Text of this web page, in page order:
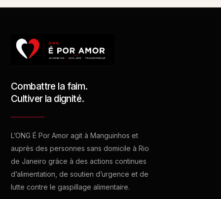
Combattre la faim.
Cultiver la dignité.
L’ONG É Por Amor agit à Manguinhos et
auprès des personnes sans domicile à Rio
de Janeiro grâce à des actions continues
d’alimentation, de soutien d’urgence et de
lutte contre le gaspillage alimentaire.